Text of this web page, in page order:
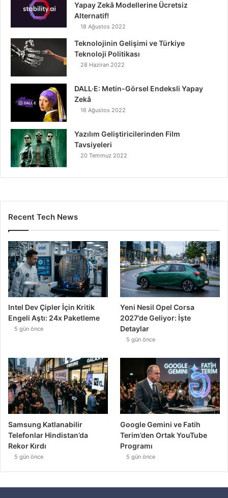
Yapay Zekâ Modellerine Ücretsiz
Alternatif!
18 Ağustos 2022
Teknolojinin Gelişimi ve Türkiye
Teknoloji Politikası
28 Haziran 2022
DALL·E: Metin-Görsel Endeksli Yapay
Zekâ
16 Ağustos 2022
Yazılım Geliştiricilerinden Film
Tavsiyeleri
20 Temmuz 2022
Recent Tech News
Intel Dev Çipler İçin Kritik
Engeli Aştı: 24x Paketleme
5 gün önce
Yeni Nesil Opel Corsa
2027’de Geliyor: İşte
Detaylar
5 gün önce
Samsung Katlanabilir
Telefonlar Hindistan’da
Rekor Kırdı
5 gün önce
Google Gemini ve Fatih
Terim’den Ortak YouTube
Programı
5 gün önce